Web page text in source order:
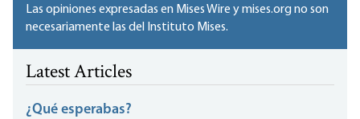
Las opiniones expresadas en Mises Wire y mises.org no son
necesariamente las del Instituto Mises.
Latest Articles
¿Qué esperabas?